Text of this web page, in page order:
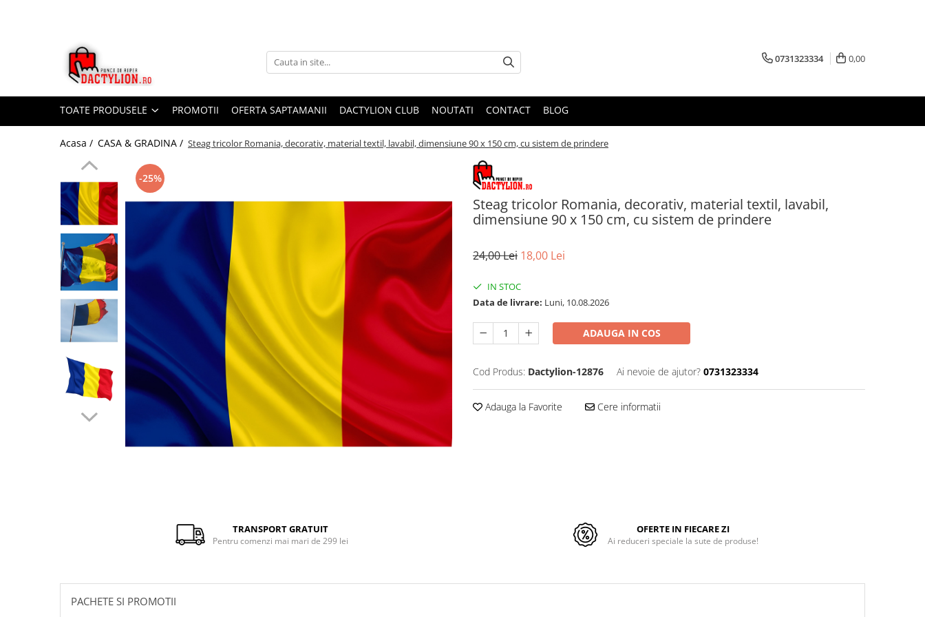
0731323334 0,00
TOATE PRODUSELE PROMOTII OFERTA SAPTAMANII DACTYLION CLUB NOUTATI CONTACT BLOG
Acasa / CASA & GRADINA / Steag tricolor Romania, decorativ, material textil, lavabil, dimensiune 90 x 150 cm, cu sistem de prindere
Steag tricolor Romania, decorativ, material textil, lavabil,
dimensiune 90 x 150 cm, cu sistem de prindere
-25%
Facebook
24,00 Lei 18,00 Lei
IN STOC
Data de livrare: Luni, 10.08.2026
ADAUGA IN COS
Cod Produs: Dactylion-12876 Ai nevoie de ajutor? 0731323334
Adauga la Favorite Cere informatii
TRANSPORT GRATUIT
Pentru comenzi mai mari de 299 lei
OFERTE IN FIECARE ZI
Ai reduceri speciale la sute de produse!
PACHETE SI PROMOTII